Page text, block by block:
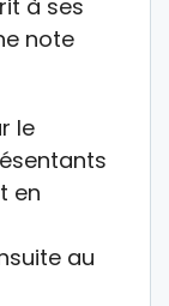
à ses
note
le
en
au